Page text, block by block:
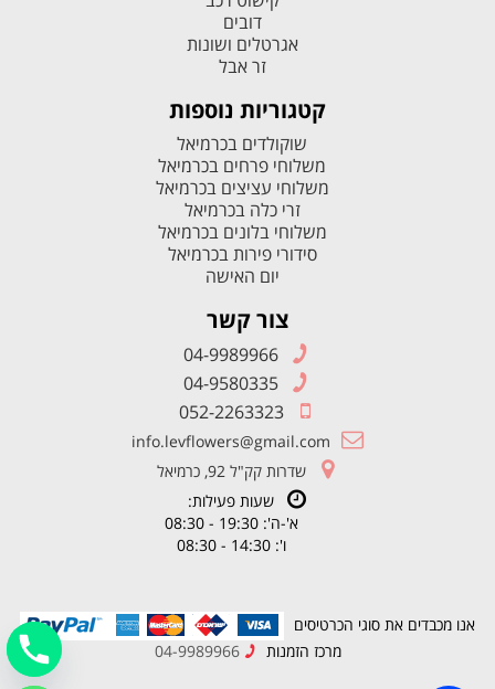
דובים
אגרטלים ושונות
זר אבל
קטגוריות נוספות
שוקולדים בכרמיאל
משלוחי פרחים בכרמיאל
משלוחי עציצים בכרמיאל
זרי כלה בכרמיאל
משלוחי בלונים בכרמיאל
סידורי פירות בכרמיאל
יום האישה
צור קשר
04-9989966
04-9580335
052-2263323
info.levflowers@gmail.com
שדרות קק"ל 92, כרמיאל
שעות פעילות:
א'-ה': 19:30 - 08:30
ו': 14:30 - 08:30
אנו מכבדים את סוגי הכרטיסים
מרכז הזמנות
04-9989966